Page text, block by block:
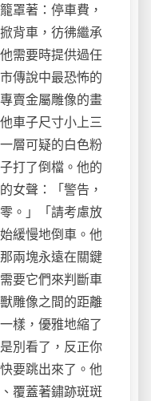
罩著：停車費，
背車，彷彿繼承
需要時提供過任
傳說中最恐怖的
賣金屬雕像的畫
車子尺寸小上三
層可疑的白色粉
打了倒檔。他的
女聲：「警告，
。」「請考慮放
緩慢地倒車。他
兩塊永遠在關鍵
要它們來判斷車
雕像之間的距離
樣，優雅地縮了
別看了，反正你
要跳出來了。他
覆蓋著鏽跡斑斑